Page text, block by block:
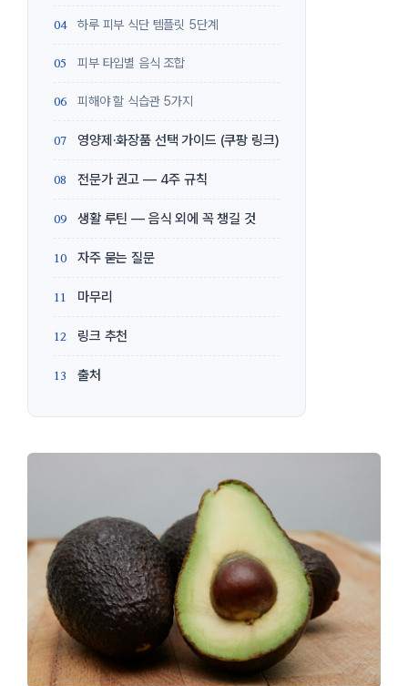
하루 피부 식단 템플릿 5단계
피부 타입별 음식 조합
피해야 할 식습관 5가지
영양제·화장품 선택 가이드 (쿠팡 링크)
전문가 권고 — 4주 규칙
생활 루틴 — 음식 외에 꼭 챙길 것
자주 묻는 질문
마무리
링크 추천
출처